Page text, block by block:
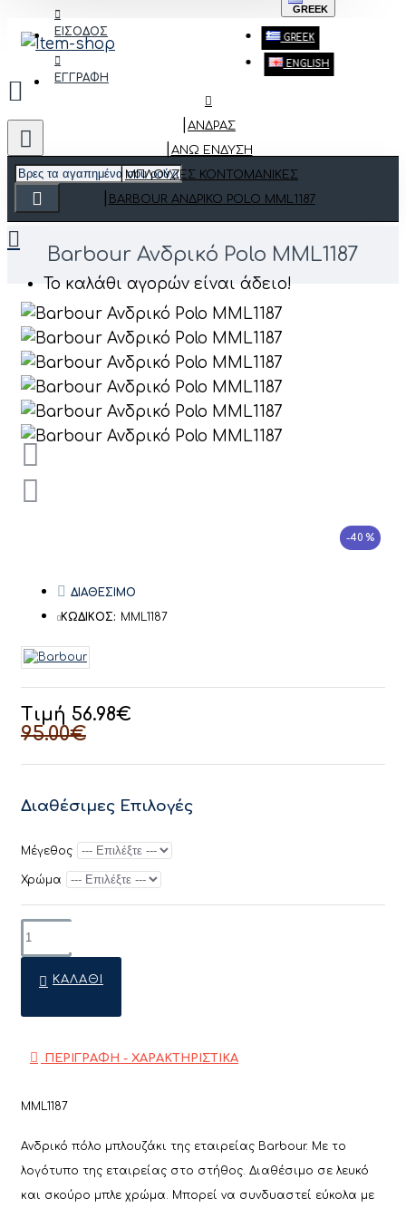
ΕΙΣΟΔΟΣ
ΕΓΓΡΑΦΗ
GREEK
GREEK
ENGLISH
Το καλάθι αγορών είναι άδειο!
ΑΝΔΡΑΣ
ΆΝΩ ΈΝΔΥΣΗ
ΜΠΛΟΎΖΕΣ ΚΟΝΤΟΜΆΝΙΚΕΣ
BARBOUR ΑΝΔΡΙΚΌ POLO MML1187
Barbour Ανδρικό Polo MML1187
-40 %
Τιμή 56.98€
95.00€
ΔΙΑΘΕΣΙΜΟ
ΚΩΔΙΚΟΣ: MML1187
Διαθέσιμες Επιλογές
Μέγεθος
Χρώμα
ΚΑΛΆΘΙ
ΠΕΡΙΓΡΑΦΗ - ΧΑΡΑΚΤΗΡΙΣΤΙΚΑ
MML1187
Ανδρικό πόλο μπλουζάκι της εταιρείας Barbour. Με το
λογότυπο της εταιρείας στο στήθος. Διαθέσιμο σε λευκό
και σκούρο μπλε χρώμα. Μπορεί να συνδυαστεί εύκολα με